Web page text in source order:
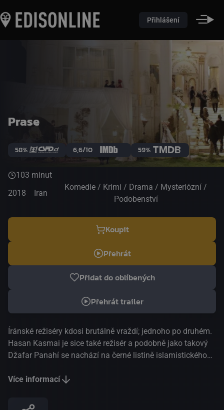
Přihlášení
Prase
58% 6,6/10 59%
103 minut
2018
Iran
Komedie / Krimi / Drama / Mysteriózní /
Podobenství
Koupit
Přehrát
Přidat do oblíbených
Přehrát trailer
Íránské režiséry kdosi brutálně vraždí; jednoho po druhém.
Hasan Kasmai je sice také režisér a podobně jako takový
Džafar Panahí se nachází na černé listině islamistického
vyhýbá zrovna jemu? Ambiciózní, lehce hysterický a
Z jeho života se od té chvíle stává delirický trip plný
Více informací